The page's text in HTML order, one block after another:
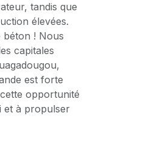
tandis que
élevées.
béton ! Nous
capitales
est forte
opportunité
et à propulser